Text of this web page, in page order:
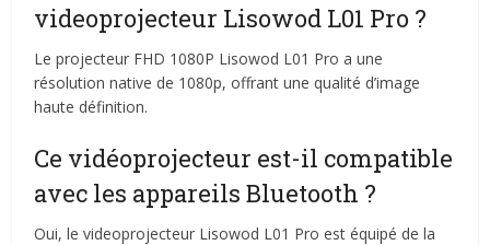
videoprojecteur Lisowod L01 Pro ?
Le projecteur FHD 1080P Lisowod L01 Pro a une
résolution native de 1080p, offrant une qualité d’image
haute définition.
Ce vidéoprojecteur est-il compatible
avec les appareils Bluetooth ?
Oui, le videoprojecteur Lisowod L01 Pro est équipé de la